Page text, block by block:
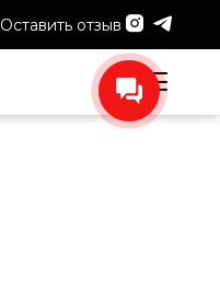
Оставить отзыв